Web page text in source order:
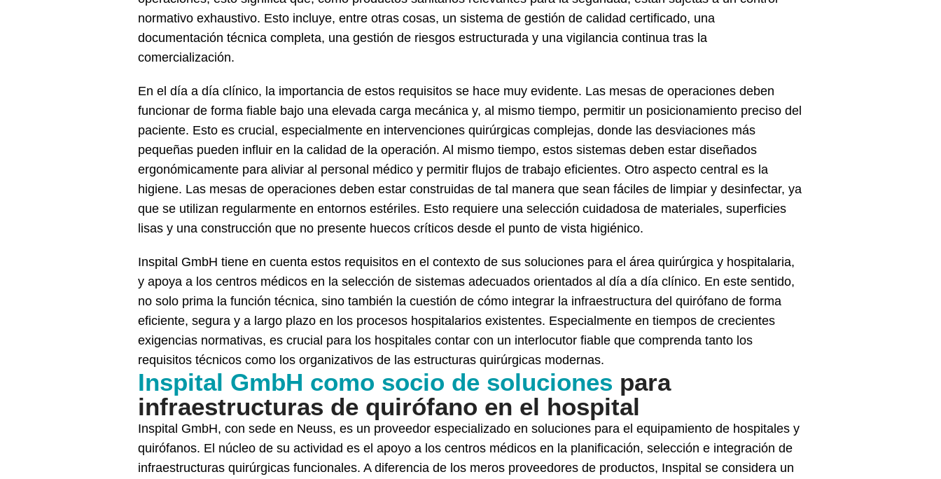
normativo exhaustivo. Esto incluye, entre otras cosas, un sistema de gestión de calidad certificado, una
documentación técnica completa, una gestión de riesgos estructurada y una vigilancia continua tras la
comercialización.
En el día a día clínico, la importancia de estos requisitos se hace muy evidente. Las mesas de operaciones deben
funcionar de forma fiable bajo una elevada carga mecánica y, al mismo tiempo, permitir un posicionamiento preciso del
paciente. Esto es crucial, especialmente en intervenciones quirúrgicas complejas, donde las desviaciones más
pequeñas pueden influir en la calidad de la operación. Al mismo tiempo, estos sistemas deben estar diseñados
ergonómicamente para aliviar al personal médico y permitir flujos de trabajo eficientes. Otro aspecto central es la
higiene. Las mesas de operaciones deben estar construidas de tal manera que sean fáciles de limpiar y desinfectar, ya
que se utilizan regularmente en entornos estériles. Esto requiere una selección cuidadosa de materiales, superficies
lisas y una construcción que no presente huecos críticos desde el punto de vista higiénico.
Inspital GmbH tiene en cuenta estos requisitos en el contexto de sus soluciones para el área quirúrgica y hospitalaria,
y apoya a los centros médicos en la selección de sistemas adecuados orientados al día a día clínico. En este sentido,
no solo prima la función técnica, sino también la cuestión de cómo integrar la infraestructura del quirófano de forma
eficiente, segura y a largo plazo en los procesos hospitalarios existentes. Especialmente en tiempos de crecientes
exigencias normativas, es crucial para los hospitales contar con un interlocutor fiable que comprenda tanto los
requisitos técnicos como los organizativos de las estructuras quirúrgicas modernas.
Inspital GmbH como socio de soluciones para
infraestructuras de quirófano en el hospital
Inspital GmbH, con sede en Neuss, es un proveedor especializado en soluciones para el equipamiento de hospitales y
quirófanos. El núcleo de su actividad es el apoyo a los centros médicos en la planificación, selección e integración de
infraestructuras quirúrgicas funcionales. A diferencia de los meros proveedores de productos, Inspital se considera un